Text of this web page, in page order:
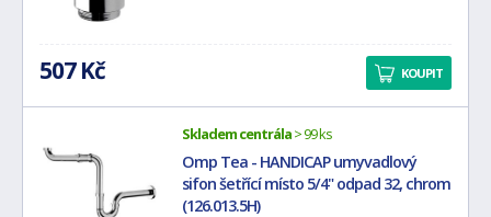
507 Kč KOUPIT
Skladem centrála> 99 ks
Omp Tea - HANDICAP umyvadlový
sifon šetřící místo 5/4" odpad 32, chrom
(126.013.5H)